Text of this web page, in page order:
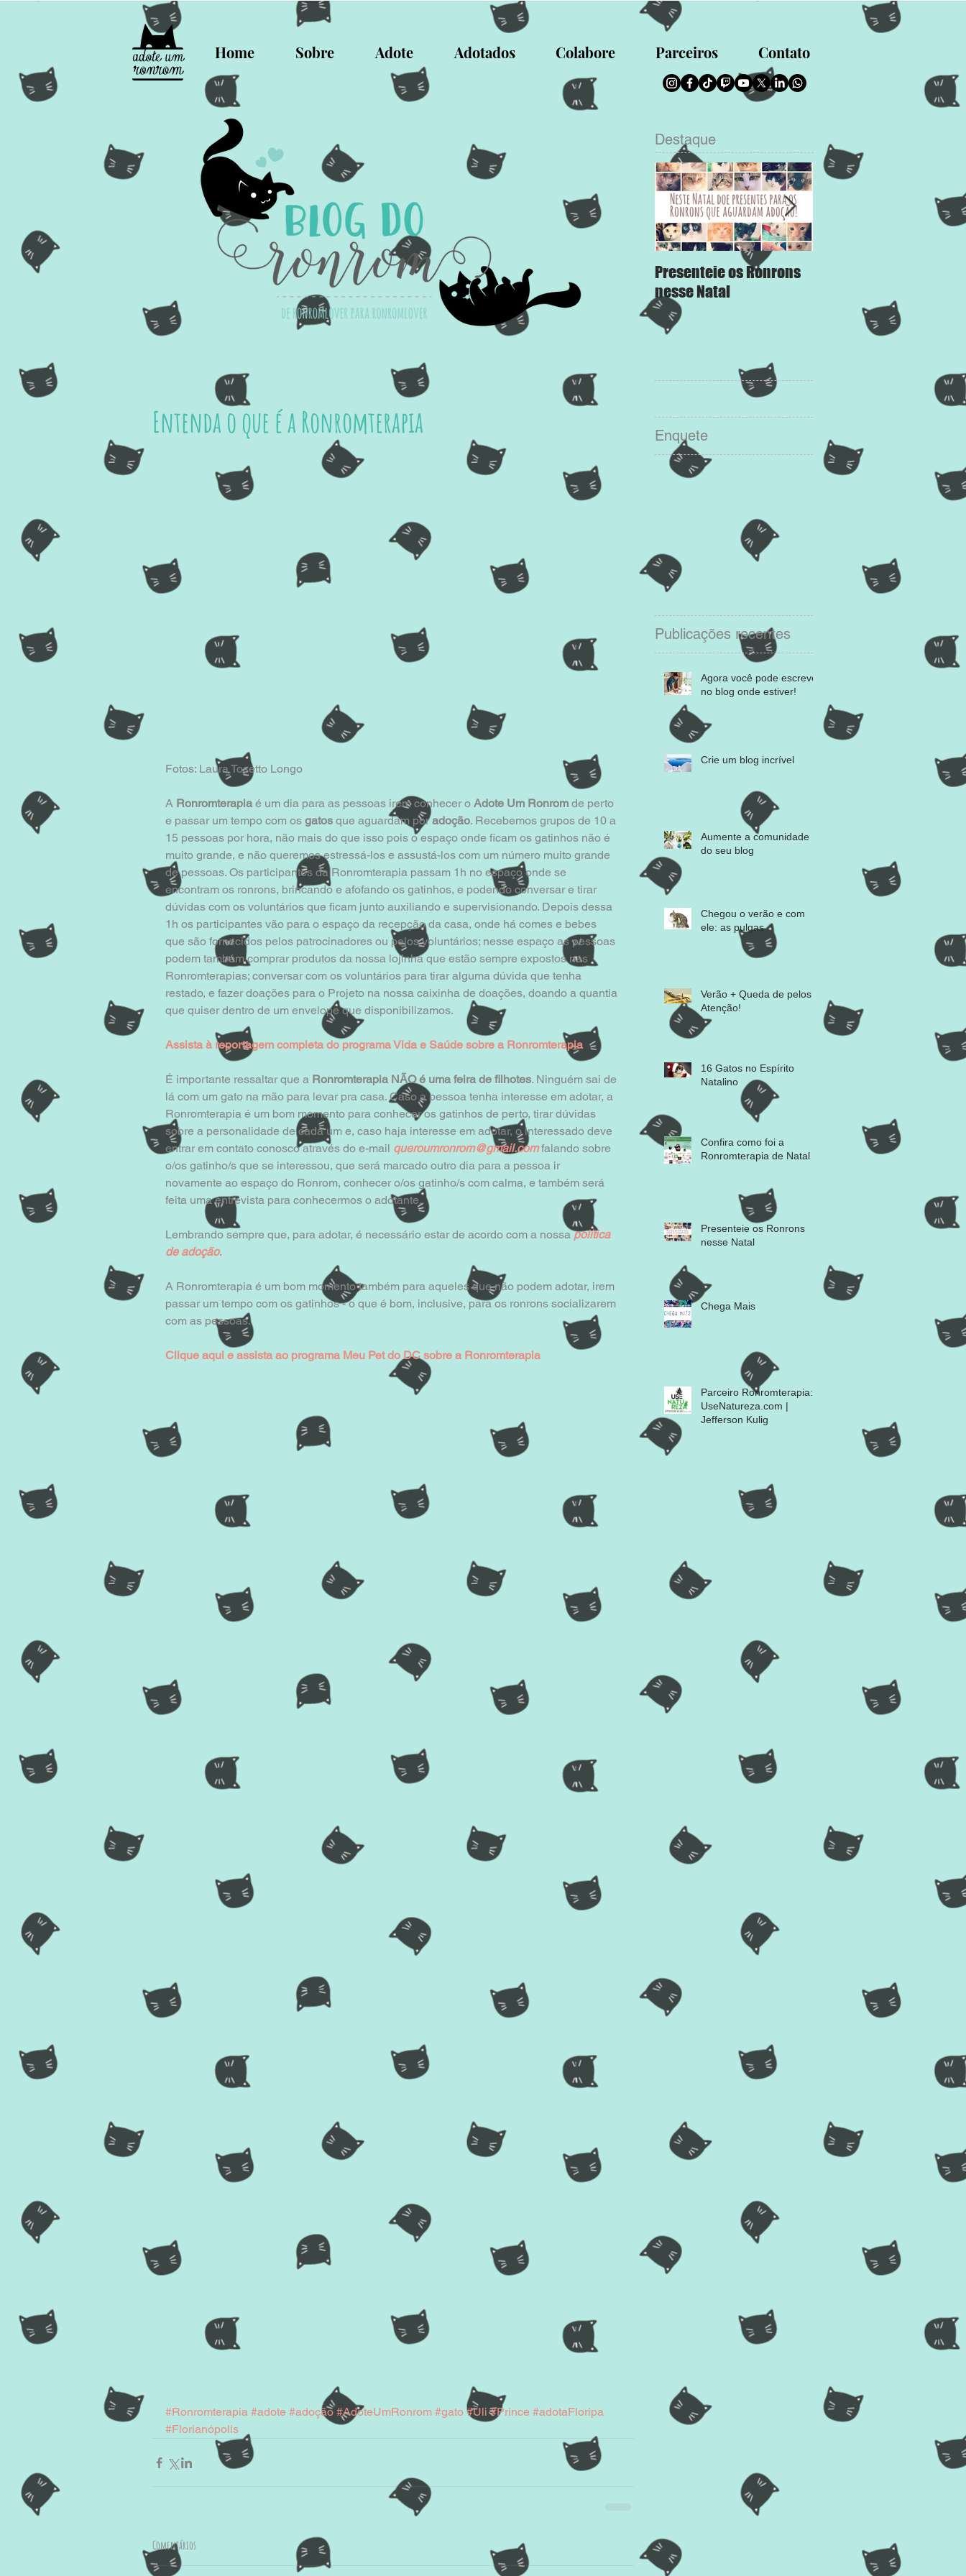
Home Sobre Adote Adotados Colabore Parceiros Contato
Destaque
Presenteie os Ronrons
nesse Natal
Entenda o que é a Ronromterapia
Fotos: Laura Tosetto Longo
A Ronromterapia é um dia para as pessoas irem conhecer o Adote Um Ronrom de perto
e passar um tempo com os gatos que aguardam por adoção. Recebemos grupos de 10 a
15 pessoas por hora, não mais do que isso pois o espaço onde ficam os gatinhos não é
muito grande, e não queremos estressá-los e assustá-los com um número muito grande
de pessoas. Os participantes da Ronromterapia passam 1h no espaço onde se
encontram os ronrons, brincando e afofando os gatinhos, e podendo conversar e tirar
dúvidas com os voluntários que ficam junto auxiliando e supervisionando. Depois dessa
1h os participantes vão para o espaço da recepção da casa, onde há comes e bebes
que são fornecidos pelos patrocinadores ou pelos voluntários; nesse espaço as pessoas
podem também comprar produtos da nossa lojinha que estão sempre expostos nas
Ronromterapias; conversar com os voluntários para tirar alguma dúvida que tenha
restado, e fazer doações para o Projeto na nossa caixinha de doações, doando a quantia
que quiser dentro de um envelope que disponibilizamos.
Assista à reportagem completa do programa Vida e Saúde sobre a Ronromterapia
É importante ressaltar que a Ronromterapia NÃO é uma feira de filhotes. Ninguém sai de
lá com um gato na mão para levar pra casa. Caso a pessoa tenha interesse em adotar, a
Ronromterapia é um bom momento para conhecer os gatinhos de perto, tirar dúvidas
sobre a personalidade de cada um e, caso haja interesse em adotar, o interessado deve
entrar em contato conosco através do e-mail queroumronrom@gmail.com falando sobre
o/os gatinho/s que se interessou, que será marcado outro dia para a pessoa ir
novamente ao espaço do Ronrom, conhecer o/os gatinho/s com calma, e também será
feita uma entrevista para conhecermos o adotante.
Lembrando sempre que, para adotar, é necessário estar de acordo com a nossa política
de adoção.
A Ronromterapia é um bom momento também para aqueles que não podem adotar, irem
passar um tempo com os gatinhos - o que é bom, inclusive, para os ronrons socializarem
com as pessoas.
Clique aqui e assista ao programa Meu Pet do DC sobre a Ronromterapia
#Ronromterapia #adote #adoção #AdoteUmRonrom #gato #Uli #Prince #adotaFloripa
#Florianópolis
Comentários
Enquete
Publicações recentes
Agora você pode escrever
no blog onde estiver!
Crie um blog incrível
Aumente a comunidade
do seu blog
Chegou o verão e com
ele: as pulgas
Verão + Queda de pelos =
Atenção!
16 Gatos no Espírito
Natalino
Confira como foi a
Ronromterapia de Natal
Presenteie os Ronrons
nesse Natal
Chega Mais
Parceiro Ronromterapia:
UseNatureza.com |
Jefferson Kulig